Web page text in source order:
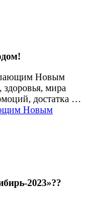
Новым
здоровья, мира
достатка …
Новым
2023»??